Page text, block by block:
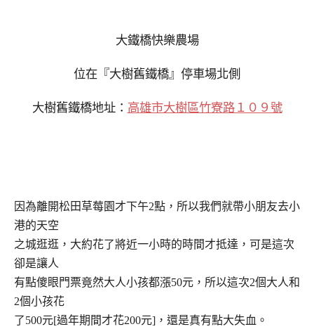
大鐵橋快樂農場
位在『大樹舊鐵橋』停車場北側
大樹舊鐵橋地址： 高雄市大樹區竹寮路１０９號
因為離開松田草莓園才下午2點，所以我們就帶小朋友去小
港的天空
之城逛逛，大約花了將近一小時的時間才抵達，可是這次
卻是讓人
有點傻眼門票竟然大人小孩都漲50元，所以這次2個大人和
2個小孩花
了500元[過年期間才花200元] ，還是真有點大失血。